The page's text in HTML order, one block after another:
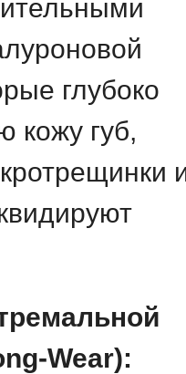
глубоко
кожу губ,
Wear):